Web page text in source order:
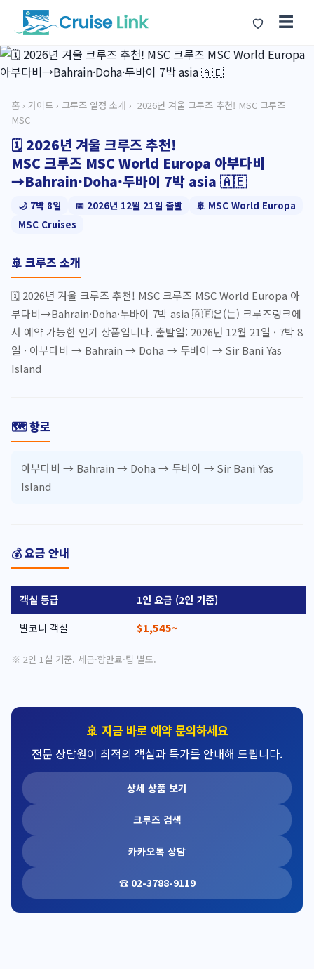
☰
홈 › 가이드 › 크루즈 일정 소개 › ️ 2026년 겨울 크루즈 추천! MSC 크루즈
MSC
🗓️ 2026년 겨울 크루즈 추천!
MSC 크루즈 MSC World Europa 아부다비
→Bahrain·Doha·두바이 7박 asia 🇦🇪
🌙 7박 8일 📅 2026년 12월 21일 출발
🚢 MSC World Europa
MSC Cruises
🚢 크루즈 소개
🗓️ 2026년 겨울 크루즈 추천! MSC 크루즈 MSC World Europa 아
부다비→Bahrain·Doha·두바이 7박 asia 🇦🇪은(는) 크루즈링크에
서 예약 가능한 인기 상품입니다. 출발일: 2026년 12월 21일 · 7박 8
일 · 아부다비 → Bahrain → Doha → 두바이 → Sir Bani Yas
Island
🗺️ 항로
아부다비 → Bahrain → Doha → 두바이 → Sir Bani Yas
Island
💰 요금 안내
객실 등급
1인 요금 (2인 기준)
발코니 객실
$1,545~
※ 2인 1실 기준. 세금·항만료·팁 별도.
🚢 지금 바로 예약 문의하세요
전문 상담원이 최적의 객실과 특가를 안내해 드립니다.
상세 상품 보기
크루즈 검색
카카오톡 상담
☎ 02-3788-9119